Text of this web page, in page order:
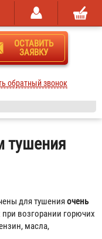
ОСТАВИТЬ
ЗАЯВКУ
обратный звонок
тушения
для тушенияочень
возгорании горючих
масла,